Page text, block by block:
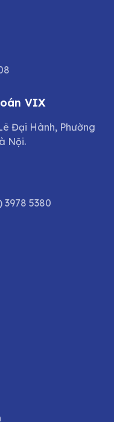
VIX
Đại Hành, Phường
Nội.
3978 5380